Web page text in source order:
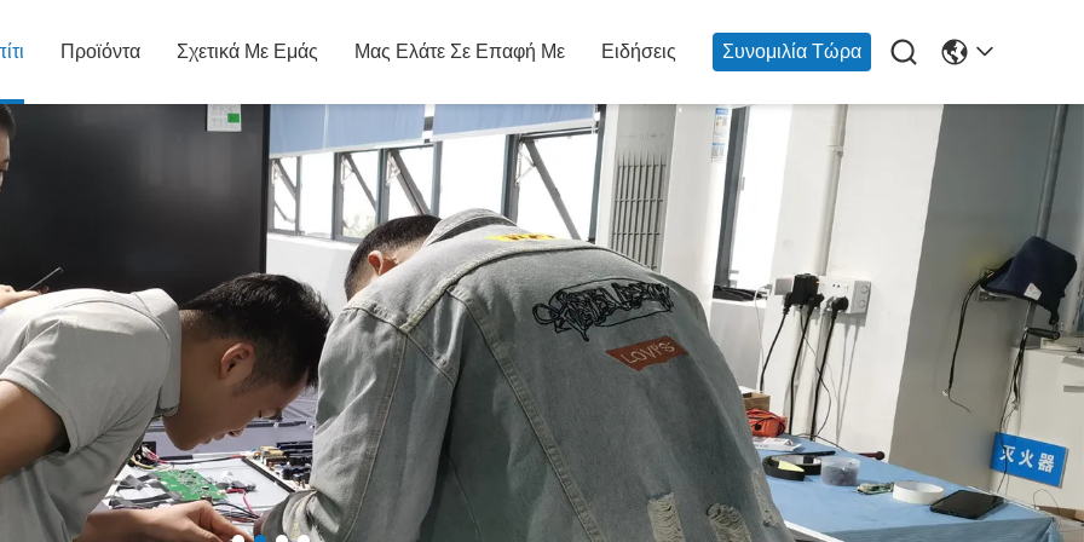
Προϊόντα Σχετικά Με Εμάς Μας Ελάτε Σε Επαφή Με Ειδήσεις Συνομιλία Τώρα 